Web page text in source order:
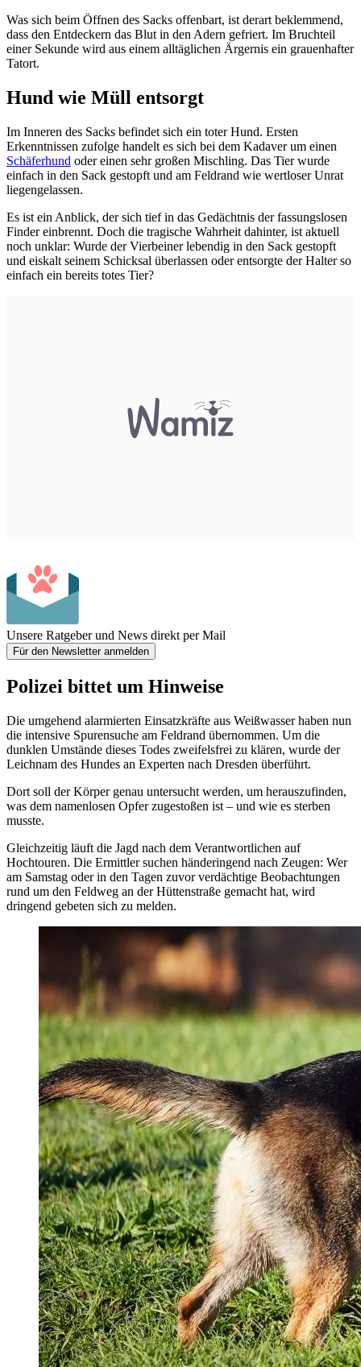
Was sich beim Öffnen des Sacks offenbart, ist derart beklemmend,
dass den Entdeckern das Blut in den Adern gefriert. Im Bruchteil
einer Sekunde wird aus einem alltäglichen Ärgernis ein grauenhafter
Tatort.
Hund wie Müll entsorgt
Im Inneren des Sacks befindet sich ein toter Hund. Ersten
Erkenntnissen zufolge handelt es sich bei dem Kadaver um einen
Schäferhund oder einen sehr großen Mischling. Das Tier wurde
einfach in den Sack gestopft und am Feldrand wie wertloser Unrat
liegengelassen.
Es ist ein Anblick, der sich tief in das Gedächtnis der fassungslosen
Finder einbrennt. Doch die tragische Wahrheit dahinter, ist aktuell
noch unklar: Wurde der Vierbeiner lebendig in den Sack gestopft
und eiskalt seinem Schicksal überlassen oder entsorgte der Halter so
einfach ein bereits totes Tier?
Unsere Ratgeber und News direkt per Mail
Für den Newsletter anmelden
Polizei bittet um Hinweise
Die umgehend alarmierten Einsatzkräfte aus Weißwasser haben nun
die intensive Spurensuche am Feldrand übernommen. Um die
dunklen Umstände dieses Todes zweifelsfrei zu klären, wurde der
Leichnam des Hundes an Experten nach Dresden überführt.
Dort soll der Körper genau untersucht werden, um herauszufinden,
was dem namenlosen Opfer zugestoßen ist – und wie es sterben
musste.
Gleichzeitig läuft die Jagd nach dem Verantwortlichen auf
Hochtouren. Die Ermittler suchen händeringend nach Zeugen: Wer
am Samstag oder in den Tagen zuvor verdächtige Beobachtungen
rund um den Feldweg an der Hüttenstraße gemacht hat, wird
dringend gebeten sich zu melden.